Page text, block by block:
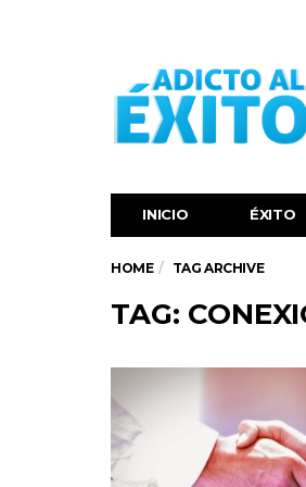
INICIO ÉXITO‬
HOME TAG ARCHIVE
TAG: